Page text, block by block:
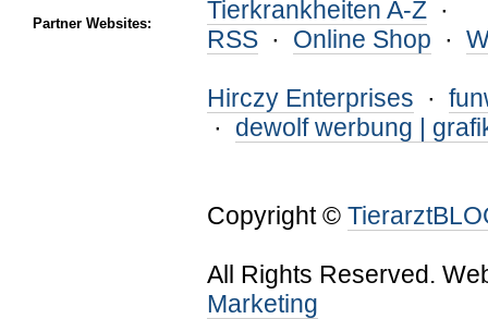
Partner Websites:
Tierkrankheiten A-Z ·
RSS · Online Shop ·
Hirczy Enterprises ·
· dewolf werbung |
Copyright ©
All Rights Reserved.
Marketing